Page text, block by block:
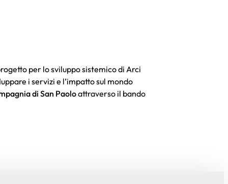
per lo sviluppo sistemico di Arci
i servizi e l’impatto sul mondo
di San Paoloattraverso il bando